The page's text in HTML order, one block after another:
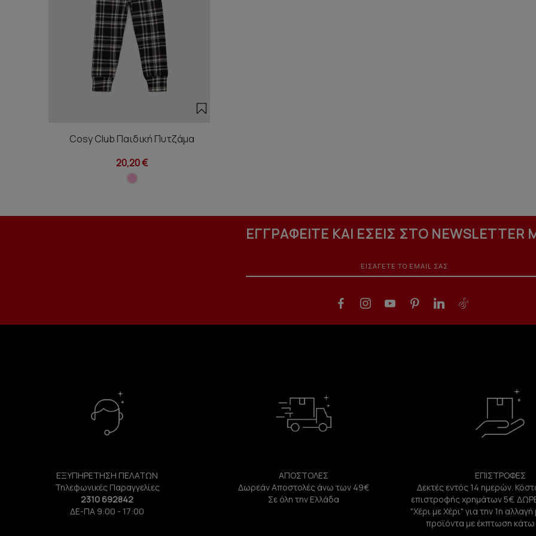
Cosy Club Παιδική Πυτζάμα
20,20 €
ΕΓΓΡΑΦΕΙΤΕ ΚΑΙ ΕΣΕΙΣ ΣΤΟ NEWSLETTER
ΕΞΥΠΗΡΕΤΗΣΗ ΠΕΛΑΤΩΝ
Τηλεφωνικές Παραγγελίες
2310 692842
ΔΕ-ΠΑ 9:00 - 17:00
ΑΠΟΣΤΟΛΕΣ
Δωρεάν Αποστολές άνω των 49€
Σε όλη την Ελλάδα
ΕΠΙΣΤΡΟΦΕΣ
Δεκτές εντός 14 ημερών.
επιστροφής χρημάτων 5€.
"Χέρι με Χέρι" για την 1η
προϊόντα με έκπτωση